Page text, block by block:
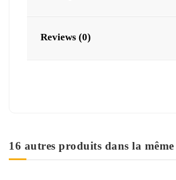
Reviews (0)
16 autres produits dans la